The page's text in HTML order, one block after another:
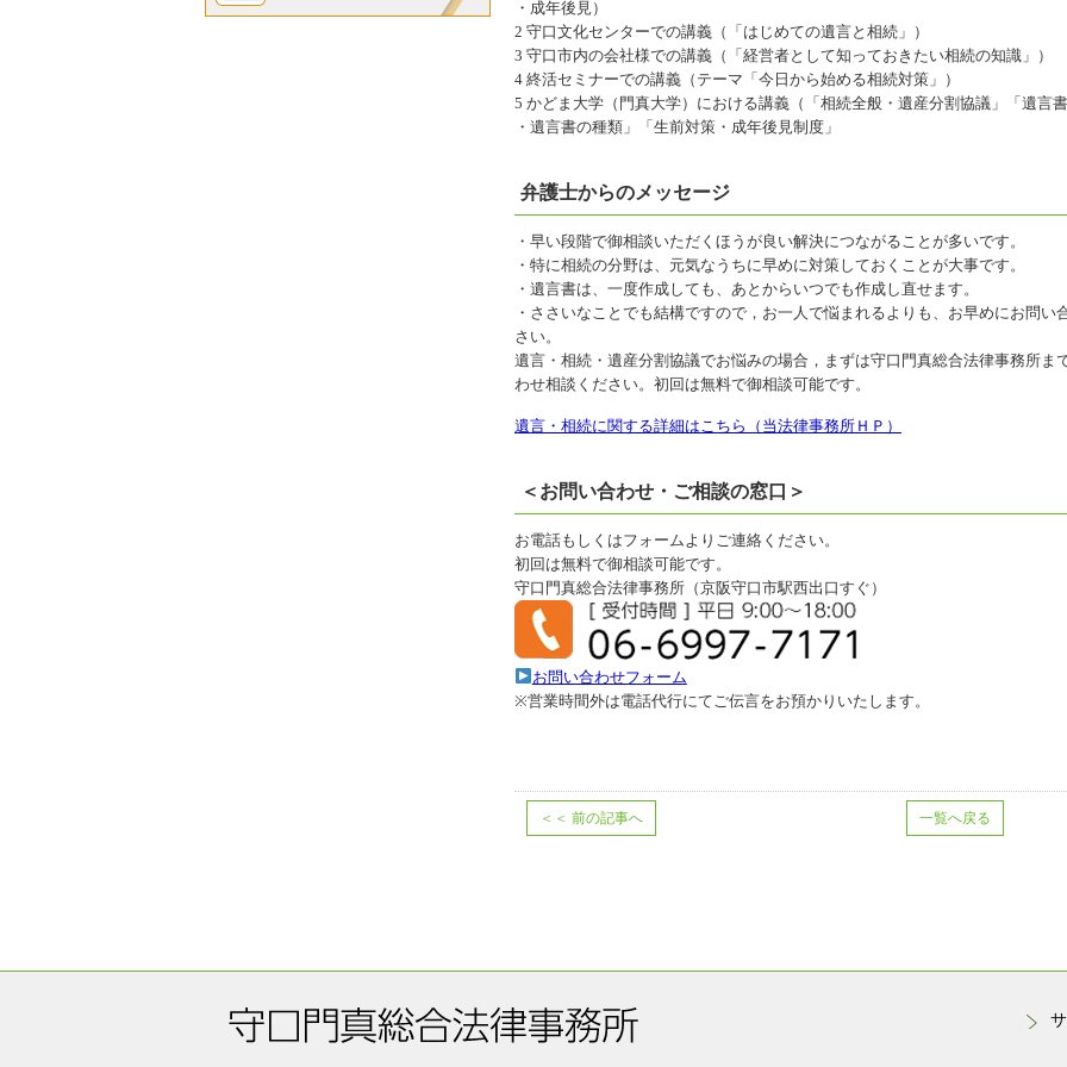
・成年後見）
2 守口文化センターでの講義（「はじめての遺言と相続」）
3 守口市内の会社様での講義（「経営者として知っておきたい相続の知識」）
4 終活セミナーでの講義（テーマ「今日から始める相続対策」）
5 かどま大学（門真大学）における講義（「相続全般・遺産分割協議」「遺言
・遺言書の種類」「生前対策・成年後見制度」
弁護士からのメッセージ
・早い段階で御相談いただくほうが良い解決につながることが多いです。
・特に相続の分野は、元気なうちに早めに対策しておくことが大事です。
・遺言書は、一度作成しても、あとからいつでも作成し直せます。
・ささいなことでも結構ですので，お一人で悩まれるよりも、お早めにお問い
さい。
遺言・相続・遺産分割協議でお悩みの場合，まずは守口門真総合法律事務所ま
わせ相談ください。初回は無料で御相談可能です。
遺言・相続に関する詳細はこちら（当法律事務所ＨＰ）
＜お問い合わせ・ご相談の窓口＞
お電話もしくはフォームよりご連絡ください。
初回は無料で御相談可能です。
守口門真総合法律事務所（京阪守口市駅西出口すぐ）
お問い合わせフォーム
※営業時間外は電話代行にてご伝言をお預かりいたします。
＜＜ 前の記事へ 一覧へ戻る